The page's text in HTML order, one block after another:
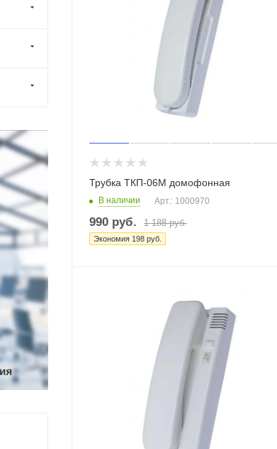
Трубка ТКП-06М домофонная
В наличии Арт.: 1000970
990 руб. 1 188руб.
Экономия 198 руб.